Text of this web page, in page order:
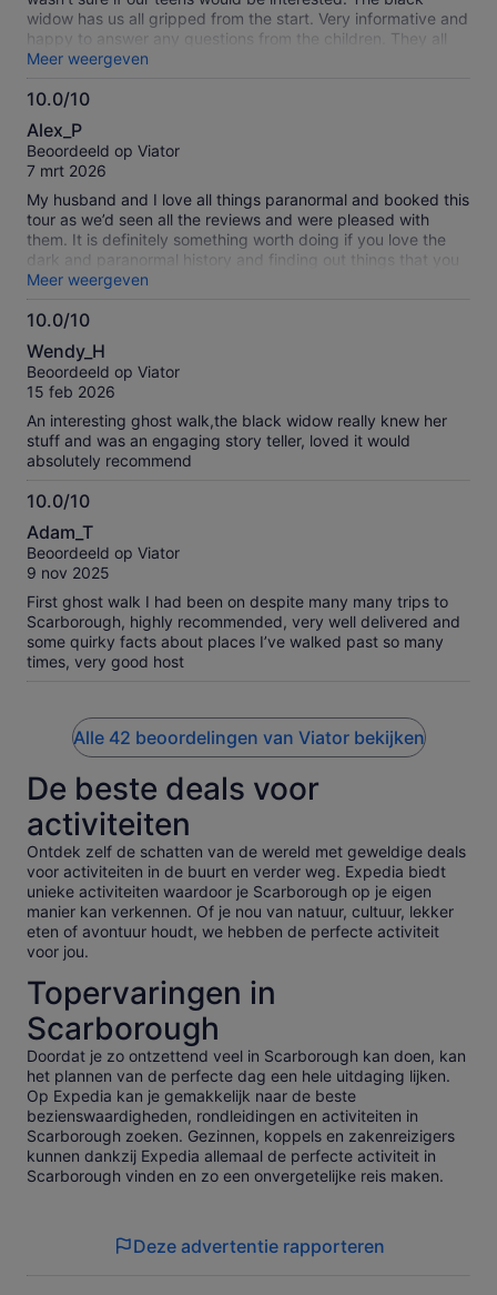
widow has us all gripped from the start. Very informative and
happy to answer any questions from the children. They all
had a history lesson and Talked about it all the way home!
Thank you.
Meer weergeven
10.0/10
10.0
van
10
Alex_P
Beoordeeld op Viator
7 mrt 2026
My husband and I love all things paranormal and booked this
tour as we’d seen all the reviews and were pleased with
them. It is definitely something worth doing if you love the
dark and paranormal history and finding out things that you
probably wouldn’t have known. There’s so many stories that
you will hear whilst on it and they definitely open your eyes
up to what the town would have been like at the time. I
it, the price is amazing for the length of the tour
Meer weergeven
10.0/10
10.0
van
10
Wendy_H
Beoordeeld op Viator
15 feb 2026
An interesting ghost walk,the black widow really knew her
stuff and was an engaging story teller, loved it would
absolutely recommend
10.0/10
10.0
van
10
Adam_T
Beoordeeld op Viator
9 nov 2025
First ghost walk I had been on despite many many trips to
Scarborough, highly recommended, very well delivered and
some quirky facts about places I’ve walked past so many
times, very good host
Alle 42 beoordelingen van Viator bekijken
De beste deals voor
activiteiten
Ontdek zelf de schatten van de wereld met geweldige deals
voor activiteiten in de buurt en verder weg. Expedia biedt
unieke activiteiten waardoor je Scarborough op je eigen
manier kan verkennen. Of je nou van natuur, cultuur, lekker
eten of avontuur houdt, we hebben de perfecte activiteit
voor jou.
Topervaringen in
Scarborough
Doordat je zo ontzettend veel in Scarborough kan doen, kan
het plannen van de perfecte dag een hele uitdaging lijken.
Op Expedia kan je gemakkelijk naar de beste
bezienswaardigheden, rondleidingen en activiteiten in
Scarborough zoeken. Gezinnen, koppels en zakenreizigers
kunnen dankzij Expedia allemaal de perfecte activiteit in
Scarborough vinden en zo een onvergetelijke reis maken.
Deze advertentie rapporteren